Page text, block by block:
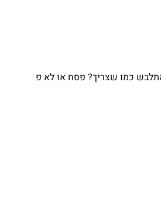
כמו שצריך? פסח או לא פ